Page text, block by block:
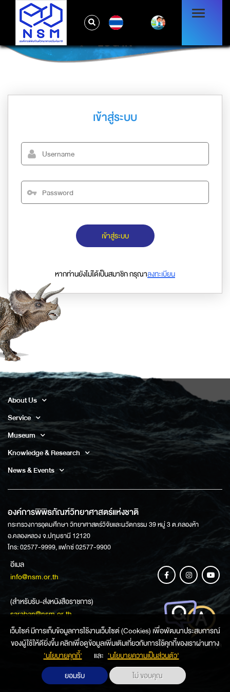
LOG IN
เข้าสู่ระบบ
เข้าสู่ระบบ
หากท่านยังไม่ได้เป็นสมาชิก กรุณาลงทะเบียน
About Us
Service
Museum
Knowledge & Research
News & Events
องค์การพิพิธภัณฑ์วิทยาศาสตร์แห่งชาติ
กระทรวงการอุดมศึกษา วิทยาศาสตร์วิจัยและนวัตกรรม 39 หมู่ 3 ต.คลองห้า
อ.คลองหลวง จ.ปทุมธานี 12120
โทร: 02577-9999, แฟกซ์ 02577-9900
อีเมล
info@nsm.or.th
(สำหรับรับ-ส่งหนังสือราชการ)
saraban@nsm.or.th
ช่องทางการสอบถามข้อมูล
เว็บไซค์ มีการเก็บข้อมูลการใช้งานเว็บไซต์ (Cookies) เพื่อพัฒนาประสบการณ์
ของผู้ใช้ให้ดียิ่งขึ้น คลิกเพื่อดูข้อมูลเพิ่มเติมเกี่ยวกับการใช้คุกกี้ของเราผ่านทาง
‘นโยบายคุกกี้’
และ ‘นโยบายความเป็นส่วนตัว'
ยอมรับ
ไม่ ขอบคุณ